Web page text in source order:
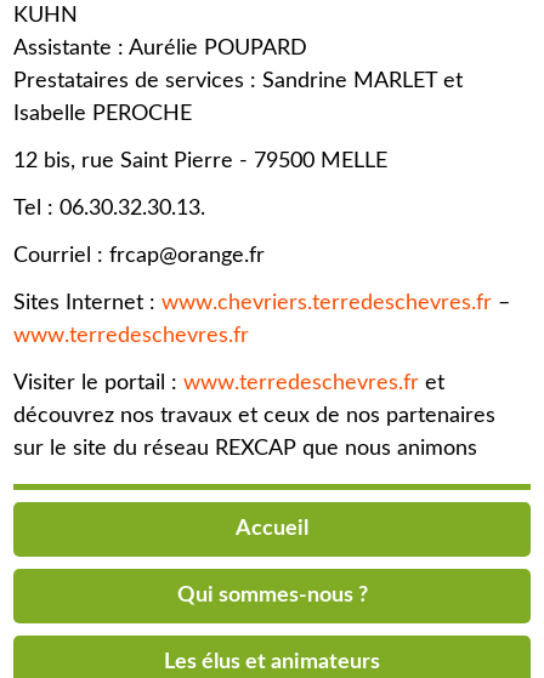
KUHN
Assistante : Aurélie POUPARD
Prestataires de services : Sandrine MARLET et
Isabelle PEROCHE
12 bis, rue Saint Pierre - 79500 MELLE
Tel : 06.30.32.30.13.
Courriel : frcap@orange.fr
Sites Internet :www.chevriers.terredeschevres.fr –
www.terredeschevres.fr
Visiter le portail :www.terredeschevres.fr et
découvrez nos travaux et ceux de nos partenaires
sur le site du réseau REXCAP que nous animons
Accueil
Qui sommes-nous ?
Les élus et animateurs